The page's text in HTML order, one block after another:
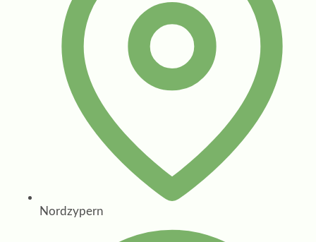
Nordzypern